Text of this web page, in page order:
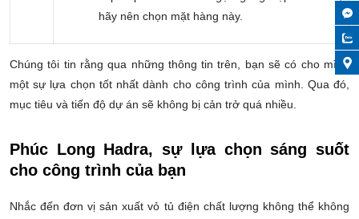
hãy nên chọn mặt hàng này.
Chúng tôi tin rằng qua những thông tin trên, bạn sẽ có cho mình
một sự lựa chọn tốt nhất dành cho công trình của mình. Qua đó,
mục tiêu và tiến độ dự án sẽ không bị cản trở quá nhiều.
Phúc Long Hadra, sự lựa chọn sáng suốt
cho công trình của bạn
Nhắc đến đơn vị sản xuất vỏ tủ điện chất lượng không thể không